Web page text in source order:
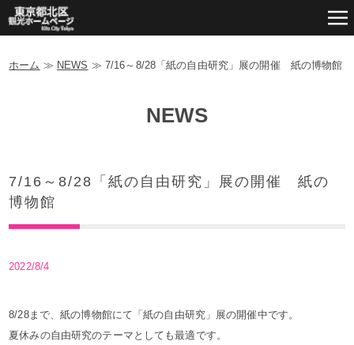
ホーム ≫ NEWS ≫ 7/16～8/28「紙の自由研究」展の開催 紙の博物館
NEWS
7/16～8/28「紙の自由研究」展の開催 紙の
博物館
2022/8/4
8/28まで、紙の博物館にて「紙の自由研究」展の開催中です。
夏休みの自由研究のテーマとしても最適です。